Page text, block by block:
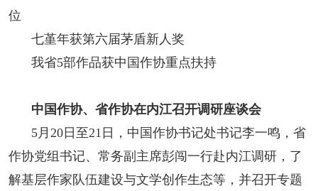
人事考试
专题专栏
位
七堇年获第六届茅盾新人奖
我省5部作品获中国作协重点扶持
中国作协、省作协在内江召开调研座谈会
5月20日至21日，中国作协书记处书记李一鸣，省
作协党组书记、常务副主席彭闯一行赴内江调研，了
解基层作家队伍建设与文学创作生态等，并召开专题